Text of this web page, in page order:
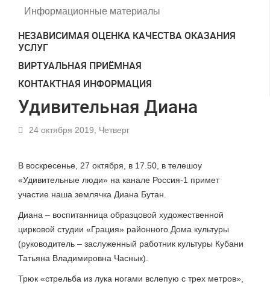
Информационные материалы
НЕЗАВИСИМАЯ ОЦЕНКА КАЧЕСТВА ОКАЗАНИЯ
УСЛУГ
ВИРТУАЛЬНАЯ ПРИЁМНАЯ
КОНТАКТНАЯ ИНФОРМАЦИЯ
Удивительная Диана
24 октября 2019, Четверг
В воскресенье, 27 октября, в 17.50, в телешоу
«Удивительные люди» на канале Россия-1 примет
участие наша землячка Диана Бутан.
Диана – воспитанница образцовой художественной
цирковой студии «Грация» районного Дома культуры
(руководитель – заслуженный работник культуры Кубани
Татьяна Владимировна Часнык).
Трюк «стрельба из лука ногами вслепую с трех метров»,